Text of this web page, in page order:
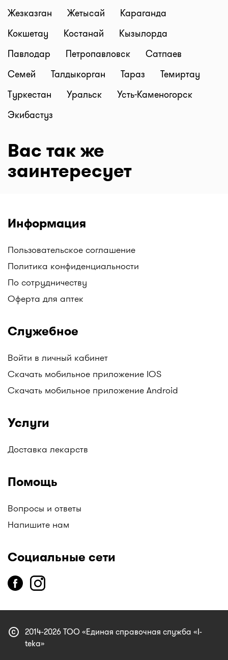
Жезказган
Жетысай
Караганда
Кокшетау
Костанай
Кызылорда
Павлодар
Петропавловск
Сатпаев
Семей
Талдыкорган Тараз
Темиртау
Туркестан
Уральск
Усть-Каменогорск
Экибастуз
Вас так же
заинтересует
Информация
Пользовательское соглашение
Политика конфиденциальности
По сотрудничеству
Оферта для аптек
Служебное
Войти в личный кабинет
Скачать мобильное приложение IOS
Скачать мобильное приложение Android
Услуги
Доставка лекарств
Помощь
Вопросы и ответы
Напишите нам
Социальные сети
copyright 2014-2026 ТОО «Единая справочная служба «I-
teka»